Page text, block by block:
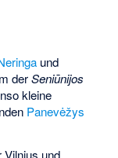
und
derSeniūnijos
kleine
Panevėžys